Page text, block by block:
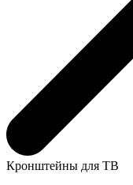
Кронштейны для ТВ